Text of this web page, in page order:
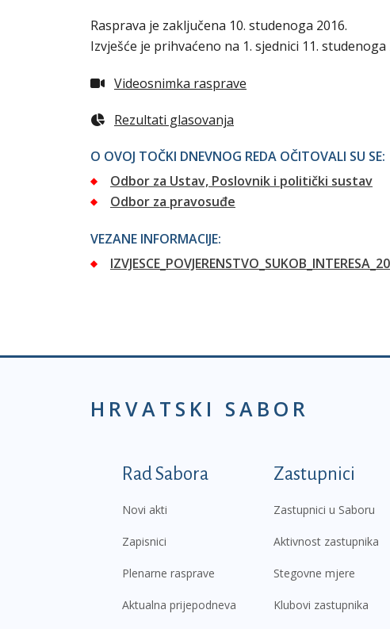
Rasprava je zaključena 10. studenoga 2016.
Izvješće je prihvaćeno na 1. sjednici 11.
Videosnimka rasprave
Rezultati glasovanja
O OVOJ TOČKI DNEVNOG REDA OČITOVALI SU SE:
Odbor za Ustav, Poslovnik i politički sustav
Odbor za pravosuđe
VEZANE INFORMACIJE:
HRVATSKI SABOR
Podnožje prvi izbornik
Rad Sabora
Novi akti
Zapisnici
Plenarne rasprave
Aktualna prijepodneva
Zastupnici
Zastupnici u Saboru
Aktivnost zastupnika
Stegovne mjere
Klubovi zastupnika